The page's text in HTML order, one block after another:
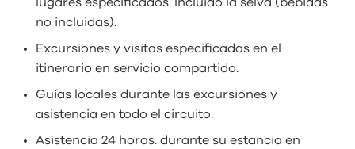
no incluidas).
Excursiones y visitas especificadas en el
itinerario en servicio compartido.
Guías locales durante las excursiones y
asistencia en todo el circuito.
Asistencia 24 horas. durante su estancia en